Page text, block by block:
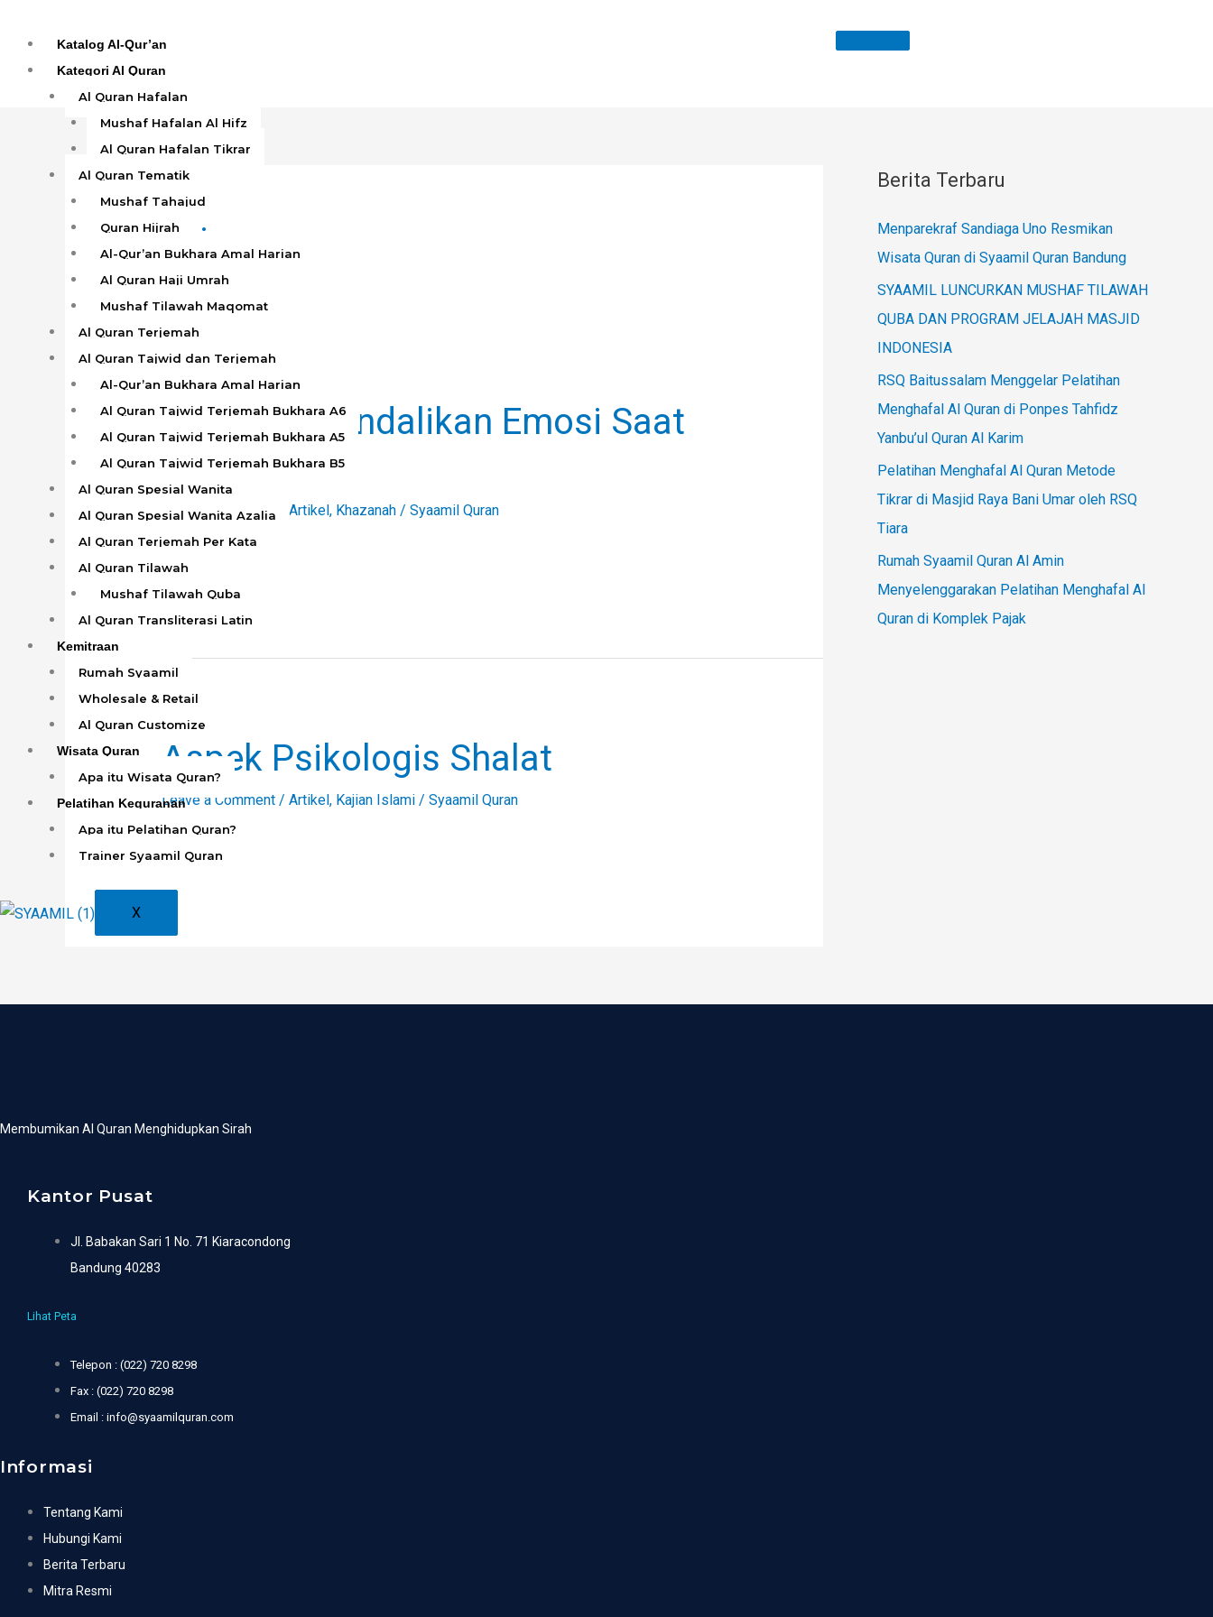
content
Katalog Al-Qur’an
Kategori Al Quran
Al Quran Hafalan
Mushaf Hafalan Al Hifz
Al Quran Hafalan Tikrar
Al Quran Tematik
Mushaf Tahajud
Quran Hijrah
Al-Qur’an Bukhara Amal Harian
Al Quran Haji Umrah
Mushaf Tilawah Maqomat
Al Quran Terjemah
Al Quran Tajwid dan Terjemah
Al-Qur’an Bukhara Amal Harian
Al Quran Tajwid Terjemah Bukhara A6
Al Quran Tajwid Terjemah Bukhara A5
Al Quran Tajwid Terjemah Bukhara B5
Al Quran Spesial Wanita
Al Quran Spesial Wanita Azalia
Al Quran Terjemah Per Kata
Al Quran Tilawah
Mushaf Tilawah Quba
Al Quran Transliterasi Latin
Kemitraan
Rumah Syaamil
Wholesale & Retail
Al Quran Customize
Wisata Quran
Apa itu Wisata Quran?
Pelatihan Kequranan
Apa itu Pelatihan Quran?
Trainer Syaamil Quran
X
Emosi
Cara Mengendalikan Emosi Saat
Berpuasa
Leave a Comment Artikel , Khazanah/ Syaamil Quran
Cara
Mengendalikan
Emosi
Saat
Berpuasa
Aspek Psikologis Shalat
Leave a Comment / Artikel, Kajian Islami/ Syaamil Quran
Aspek
Psikologis
Shalat
Berita Terbaru
Menparekraf Sandiaga Uno Resmikan
Wisata Quran di Syaamil Quran Bandung
SYAAMIL LUNCURKAN MUSHAF TILAWAH
QUBA DAN PROGRAM JELAJAH MASJID
INDONESIA
RSQ Baitussalam Menggelar Pelatihan
Menghafal Al Quran di Ponpes Tahfidz
Yanbu’ul Quran Al Karim
Pelatihan Menghafal Al Quran Metode
Tikrar di Masjid Raya Bani Umar oleh RSQ
Tiara
Rumah Syaamil Quran Al Amin
Menyelenggarakan Pelatihan Menghafal Al
Quran di Komplek Pajak
Membumikan Al Quran Menghidupkan Sirah
Kantor Pusat
Jl. Babakan Sari 1 No. 71 Kiaracondong
Bandung 40283
Lihat Peta
Telepon : (022) 720 8298
Fax : (022) 720 8298
Email : info@syaamilquran.com
Informasi
Tentang Kami
Hubungi Kami
Berita Terbaru
Mitra Resmi